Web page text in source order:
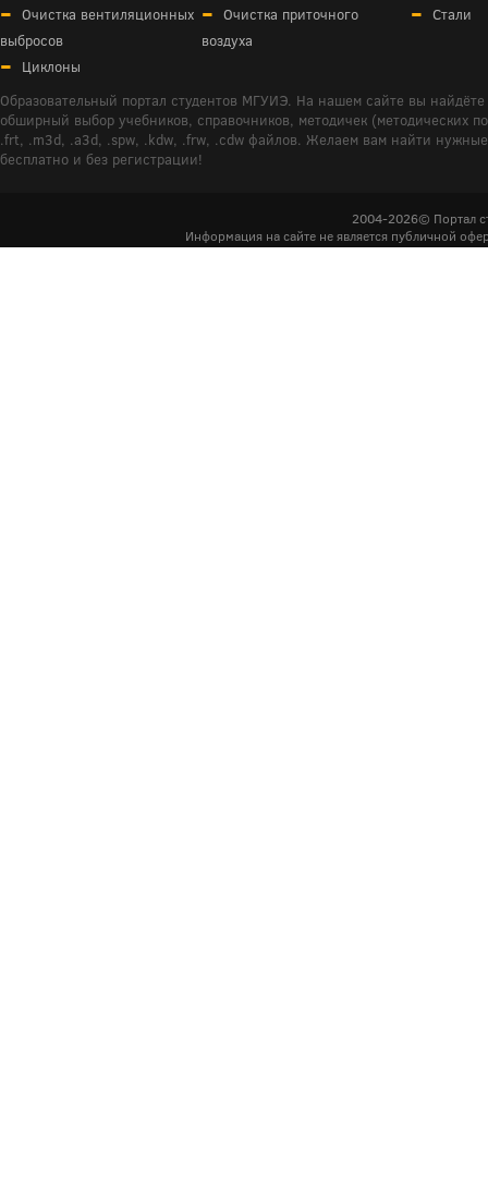
Очистка вентиляционных
выбросов
Очистка приточного
воздуха
Циклоны
Стали
Образовательный портал студентов МГУИЭ. На нашем сайте вы
обширный выбор учебников, справочников, методичек (методических
.frt, .m3d, .a3d, .spw, .kdw, .frw, .cdw файлов. Желаем вам найти
бесплатно и без регистрации!
2004-2026© Портал
Информация на сайте не является публичной